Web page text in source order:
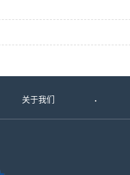
关于我们